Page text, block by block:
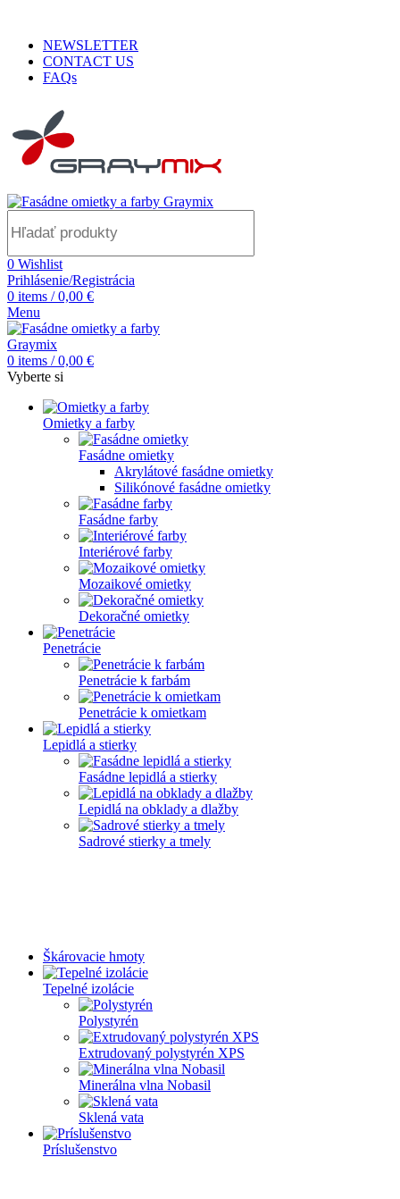
NEWSLETTER
CONTACT US
FAQs
0 Wishlist
Prihlásenie/Registrácia
0 items / 0,00 €
Menu
0 items / 0,00 €
Vyberte si
Omietky a farby
Fasádne omietky
Akrylátové fasádne omietky
Silikónové fasádne omietky
Fasádne farby
Interiérové farby
Mozaikové omietky
Dekoračné omietky
Penetrácie
Penetrácie k farbám
Penetrácie k omietkam
Lepidlá a stierky
Fasádne lepidlá a stierky
Lepidlá na obklady a dlažby
Sadrové stierky a tmely
Škárovacie hmoty
Tepelné izolácie
Polystyrén
Extrudovaný polystyrén XPS
Minerálna vlna Nobasil
Sklená vata
Príslušenstvo